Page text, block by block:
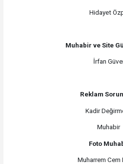
Hidayet
Muhabir ve Site
İrfan
Reklam
Kadir
Muhabir
Foto
Muharrem Cem